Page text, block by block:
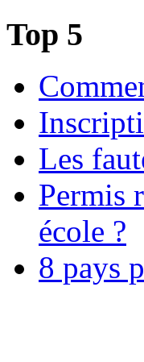
Top 5
Les
Permis
école ?
8 pays